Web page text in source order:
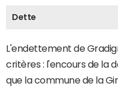
Dette
L'endettement de
critères : l'encours de la
que la commune de la